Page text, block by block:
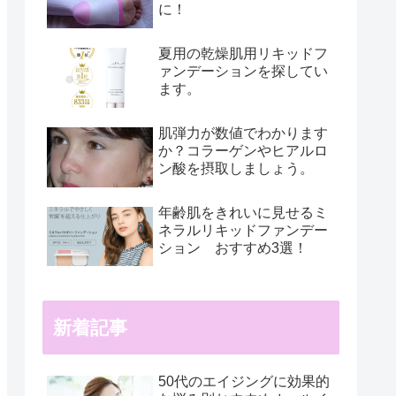
に！
夏用の乾燥肌用リキッドフ
ァンデーションを探してい
ます。
肌弾力が数値でわかります
か？コラーゲンやヒアルロ
ン酸を摂取しましょう。
年齢肌をきれいに見せるミ
ネラルリキッドファンデー
ション おすすめ3選！
新着記事
50代のエイジングに効果的